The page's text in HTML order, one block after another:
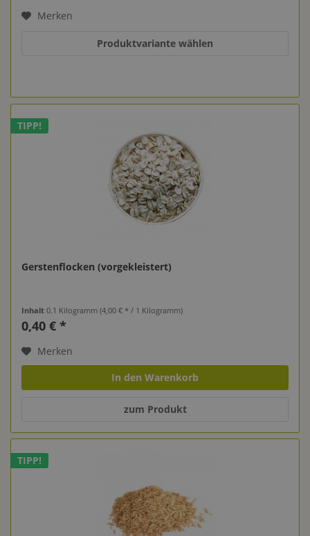
Merken
Produktvariante wählen
TIPP!
Gerstenflocken (vorgekleistert)
Inhalt0.1 Kilogramm(4,00 € * / 1 Kilogramm)
0,40 € *
Merken
In den Warenkorb
zum Produkt
TIPP!